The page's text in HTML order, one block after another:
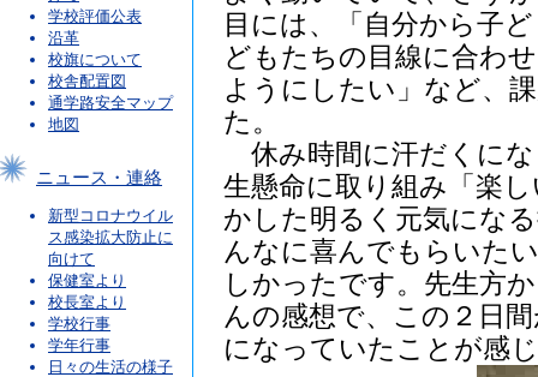
学校評価公表
沿革
校旗について
校舎配置図
通学路安全マップ
地図
ニュース・連絡
新型コロナウイル
ス感染拡大防止に
向けて
保健室より
校長室より
学校行事
学年行事
日々の生活の様子
目には、「自分から子
どもたちの目線に合わ
ようにしたい」など、
た。
休み時間に汗だくにな
生懸命に取り組み「楽
かした明るく元気にな
んなに喜んでもらいた
しかったです。先生方
んの感想で、この２日
になっていたことが感